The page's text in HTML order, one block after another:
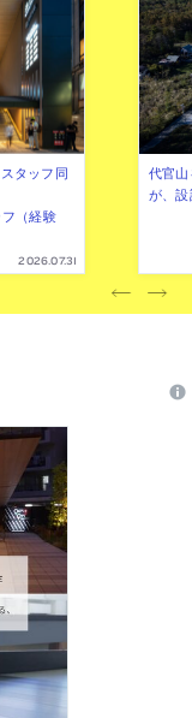
タッフ同
（経験
2026.07.31
代官
が、